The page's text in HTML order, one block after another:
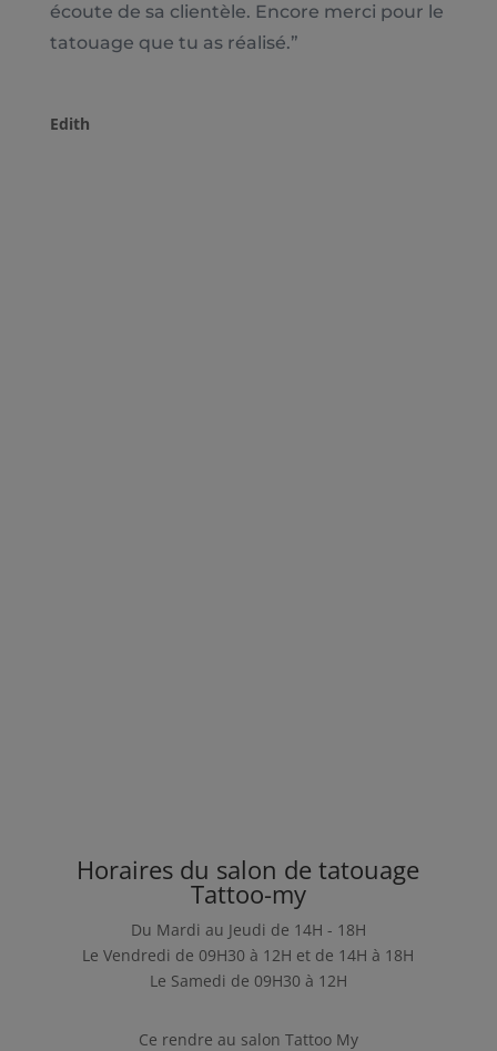
écoute de sa clientèle. Encore merci pour le
tatouage que tu as réalisé.”
Edith
Horaires du salon de tatouage
Tattoo-my
Du Mardi au Jeudi de 14H - 18H
Le Vendredi de 09H30 à 12H et de 14H à 18H
Le Samedi de 09H30 à 12H
Ce rendre au salon Tattoo My